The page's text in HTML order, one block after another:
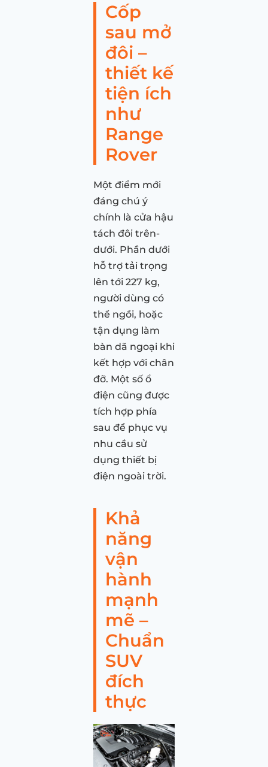
Cốp
sau mở
đôi –
thiết kế
tiện ích
như
Range
Rover
Một điểm mới
đáng chú ý
chính là cửa hậu
tách đôi trên-
dưới. Phần dưới
hỗ trợ tải trọng
lên tới 227 kg,
người dùng có
thể ngồi, hoặc
tận dụng làm
bàn dã ngoại khi
kết hợp với chân
đỡ. Một số ổ
điện cũng được
tích hợp phía
sau để phục vụ
nhu cầu sử
dụng thiết bị
điện ngoài trời.
Khả
năng
vận
hành
mạnh
mẽ –
Chuẩn
SUV
đích
thực